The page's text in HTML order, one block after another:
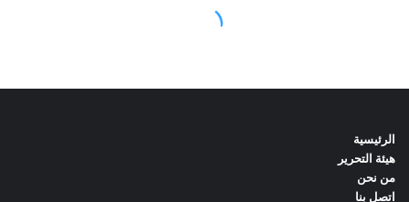
الرئيسية
هيئة التحرير
من نحن
اتصل بنا